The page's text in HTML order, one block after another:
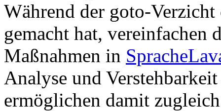
Während der goto-
gemacht hat, vereinfachen
Maßnahmen in
Analyse und
ermöglichen damit